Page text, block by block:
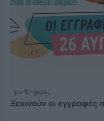
Πριν 10 ημέρες
Ξεκινούν οι εγγραφές